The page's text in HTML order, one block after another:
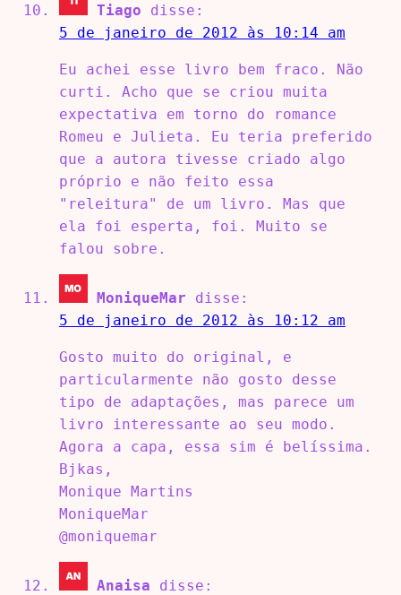
Tiago
disse:
5 de janeiro de 2012 às 10:14 am
Eu achei esse livro bem fraco. Não
curti. Acho que se criou muita
expectativa em torno do romance
Romeu e Julieta. Eu teria preferido
que a autora tivesse criado algo
próprio e não feito essa
"releitura" de um livro. Mas que
ela foi esperta, foi. Muito se
falou sobre.
MoniqueMar
disse:
5 de janeiro de 2012 às 10:12 am
Gosto muito do original, e
particularmente não gosto desse
tipo de adaptações, mas parece um
livro interessante ao seu modo.
Agora a capa, essa sim é belíssima.
Bjkas,
Monique Martins
MoniqueMar
@moniquemar
Anaisa
disse: